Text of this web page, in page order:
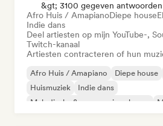
&gt; 3100 gegeven antwoorden
Afro Huis / AmapianoDiepe house
Indie dans
Deel artiesten op mijn YouTube-,
Twitch-kanaal
Artiesten contracteren of hun
Afro Huis / Amapiano Diepe house
Huismuziek
Indie dans
Melodische & progressieve house